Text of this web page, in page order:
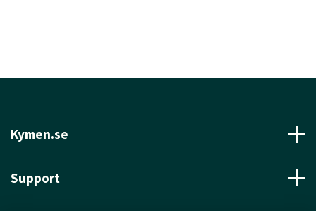
Kymen.se
Support